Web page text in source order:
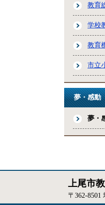
教育
学校
教育
市立
夢・感
夢・
上尾市
〒362-8501